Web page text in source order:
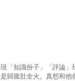
「知識份子」「評論」
歸腹肚全火。真想和他